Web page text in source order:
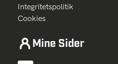
Integritetspolitik
Cookies
Mine Sider